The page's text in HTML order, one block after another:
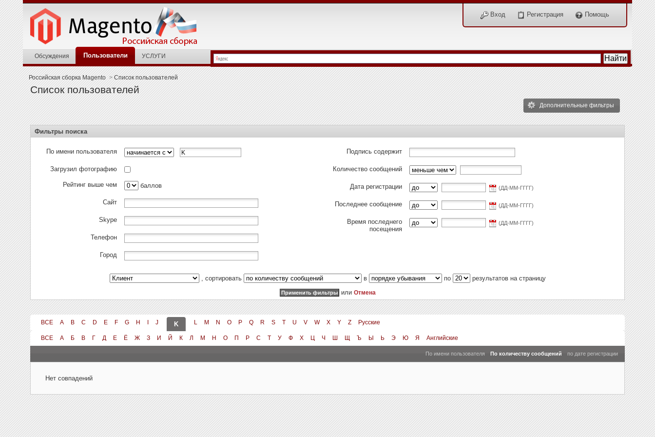
Вход Регистрация Помощь
Обсуждения Пользователи УСЛУГИ
Российская сборка Magento > Список пользователей
Список пользователей
Дополнительные фильтры
Фильтры поиска
По имени пользователя
Загрузил фотографию
Рейтинг выше чем баллов
Сайт
Skype
Телефон
Город
Подпись содержит
Количество сообщений
Дата регистрации (ДД-ММ-ГГГГ)
Последнее сообщение (ДД-ММ-ГГГГ)
Время последнего
посещения
(ДД-ММ-ГГГГ)
, сортировать в по
результатов на страницу
или Отмена
ВСЕ A B C D E F G H J K M N O P Q R S T U V W X Y Z Русские
ВСЕ А Б В Г Д Е Ё Ж З И Й К Л М Н О П Р С Т У Ф Х Ч Ъ Ы Ь Э Ю Я Английские
По имени пользователя По количеству сообщений по дате регистрации
Нет совпадений